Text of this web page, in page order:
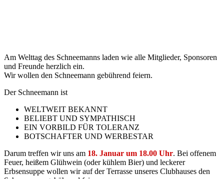
Am Welttag des Schneemanns laden wie alle Mitglieder, Sponsoren
und Freunde herzlich ein.
Wir wollen den Schneemann gebührend feiern.
Der Schneemann ist
WELTWEIT BEKANNT
BELIEBT UND SYMPATHISCH
EIN VORBILD FÜR TOLERANZ
BOTSCHAFTER UND WERBESTAR
Darum treffen wir uns am 18. Januar um 18.00 Uhr. Bei offenem
Feuer, heißem Glühwein (oder kühlem Bier) und leckerer
Erbsensuppe wollen wir auf der Terrasse unseres Clubhauses den